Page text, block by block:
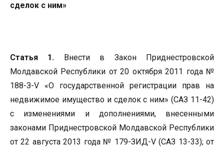
сделок с ним»
Статья 1. Внести в Закон Приднестровской
Молдавской Республики от 20 октября 2011 года №
188-З-V «О государственной регистрации прав на
недвижимое имущество и сделок с ним» (САЗ 11-42)
с изменениями и дополнениями, внесенными
законами Приднестровской Молдавской Республики
от 22 августа 2013 года № 179-ЗИД-V (САЗ 13-33); от